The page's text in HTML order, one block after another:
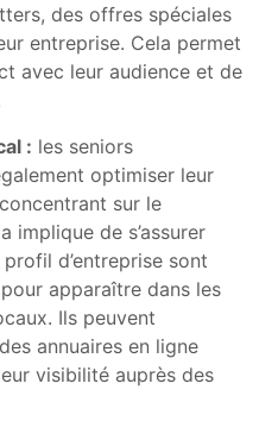
des offres spéciales
entreprise. Cela permet
avec leur audience et de
: les seniors
optimiser leur
sur le
implique de s’assurer
d’entreprise sont
apparaître dans les
Ils peuvent
annuaires en ligne
visibilité auprès des